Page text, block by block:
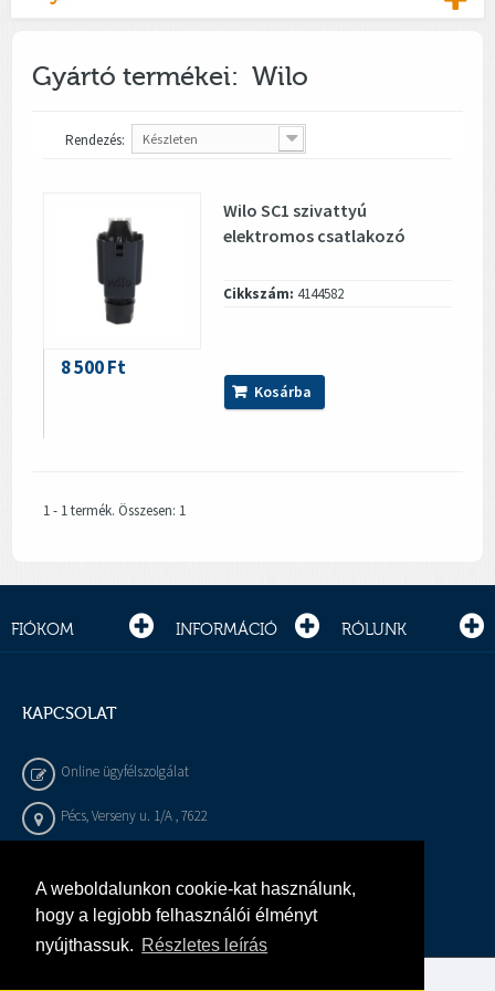
A weboldalunkon cookie-kat használunk,
hogy a legjobb felhasználói élményt
nyújthassuk. Részletes leírás
Gyártó termékei: Wilo
Rendezés: Készleten
Wilo SC1 szivattyú
elektromos csatlakozó
Cikkszám: 4144582
8 500 Ft
Kosárba
1 - 1 termék. Összesen: 1
FIÓKOM INFORMÁCIÓ RÓLUNK
KAPCSOLAT
Online ügyfélszolgálat
Pécs, Verseny u. 1/A , 7622
info@gepeszbolt.hu
Árukereső, a hiteles vásárlási kalauz